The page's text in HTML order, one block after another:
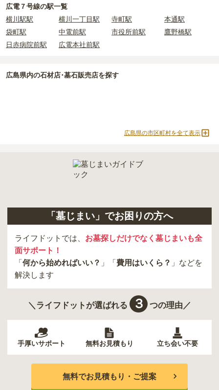
正確な費用は、区画や石材の選び方によって大きく変わるため、見
積もりを取るまで確定しません。
現地見学では、担当者に「提示金額以外にかかる費用はないか」を
必ず確認することをおすすめします。
広電７号線の駅一覧
横川駅駅
横川一丁目駅 寺町駅
本通駅
袋町駅
中電前駅 市役所前駅
鷹野橋駅
日赤病院前駅
広電本社前駅
広島県内の石材店･墓石販売店を探す
広島県の市区町村を全て表示
「墓じまい」でお困りの方へ
ライフドットでは、 お墓探しだけでなく墓じまいも全
面サポート！
「 何から始めればいい？ 」「 費用はいくら？ 」などを
解決します
＼ライフドットが選ばれる ３ つの理由／
手厚いサポート 無料お見積もり 立ち会い不要
無料でお見積もり・ご提案